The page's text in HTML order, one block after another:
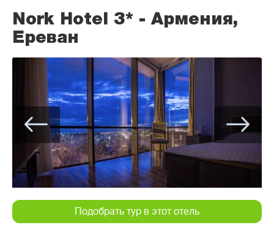
Nork Hotel 3* - Армения,
Ереван
Подобрать тур в этот отель